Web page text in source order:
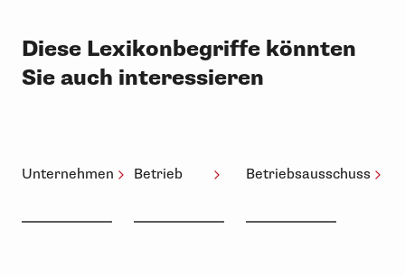
Diese Lexikonbegriffe könnten
Sie auch interessieren
Unternehmen Betrieb Betriebsausschuss